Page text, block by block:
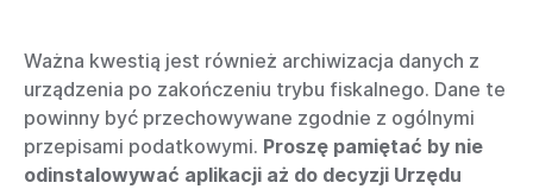
Ważna kwestią jest również archiwizacja danych z
urządzenia po zakończeniu trybu fiskalnego. Dane te
powinny być przechowywane zgodnie z ogólnymi
przepisami podatkowymi. Proszę pamiętać by nie
odinstalowywać aplikacji aż do decyzji Urzędu